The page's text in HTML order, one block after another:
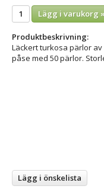
Lägg i varukorg
Produktbeskrivning:
Läckert turkosa pärlor
påse med 50 pärlor.
Lägg i önskelista